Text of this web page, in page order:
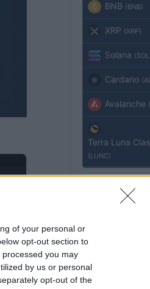
of your personal or
opt-out section to
you may
by us or personal
opt-out of the
BNB (BNB)
XRP (XRP)
Solana
Cardano
Avalanche
Terra Luna
(LUNC)
1
Cómo
microcrédito